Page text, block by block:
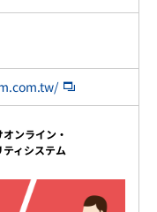
ンライン・
ィシステム